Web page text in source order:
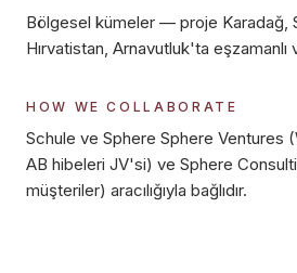
Bölgesel kümeler — proje Karadağ,
Hırvatistan, Arnavutluk'ta eşzamanlı
HOW WE COLLABORATE
Schule ve Sphere Sphere Ventures
AB hibeleri JV'si) ve Sphere
müşteriler) aracılığıyla bağlıdır.